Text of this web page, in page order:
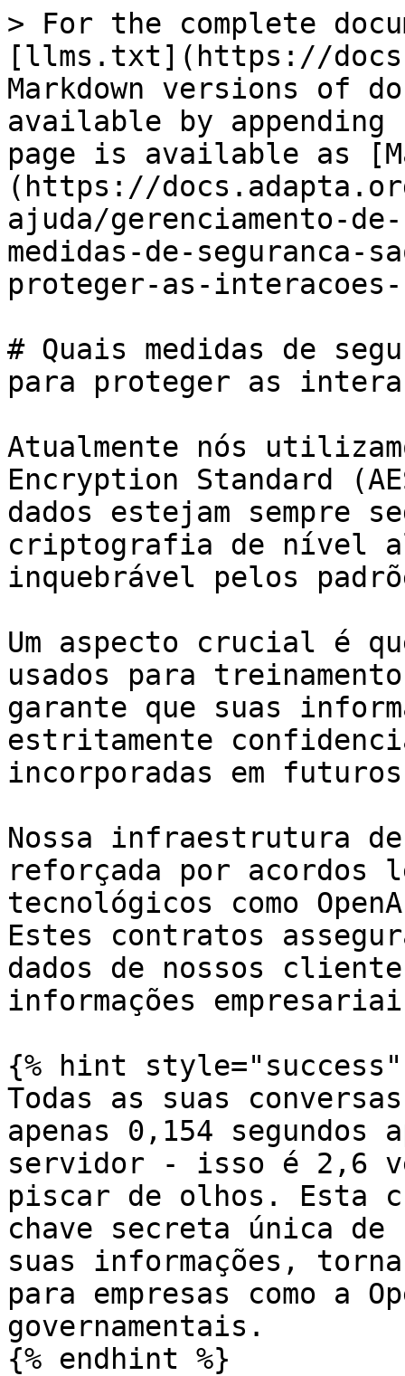
> For the complete
[llms.txt](https://
Markdown versions of
available by
page is available as
(https://
ajuda/gerenciamento-
medidas-de-seguranca-
proteger-as-
# Quais medidas de
para proteger as
Atualmente nós
Encryption Standard
dados estejam sempre
criptografia de nível
inquebrável pelos
Um aspecto crucial é
usados para
garante que suas
estritamente
incorporadas em
Nossa infraestrutura
reforçada por acordos
tecnológicos como
Estes contratos
dados de nossos
informações
{% hint style="success"
Todas as suas
apenas 0,154 segundos
servidor - isso é 2,6
piscar de olhos. Esta
chave secreta única
suas informações,
para empresas como a
governamentais.
{% endhint %}